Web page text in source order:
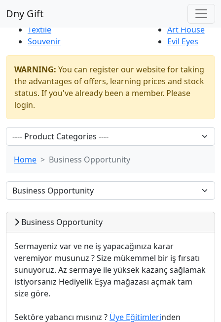
Dny Gift
New Products
Thrift Shop
Textile
Souvenir
Art House
Evil Eyes
WARNING: You can register our website for taking
the advantages of offers, learning prices and stock
status. If you've already been a member. Please
login.
Home Business Opportunity
Business Opportunity
Sermayeniz var ve ne iş yapacağınıza karar
veremiyor musunuz ? Size mükemmel bir iş fırsatı
sunuyoruz. Az sermaye ile yüksek kazanç sağlamak
istiyorsanız Hediyelik Eşya mağazası açmak tam
size göre.
Sektöre yabancı mısınız ? Üye Eğitimlerinden